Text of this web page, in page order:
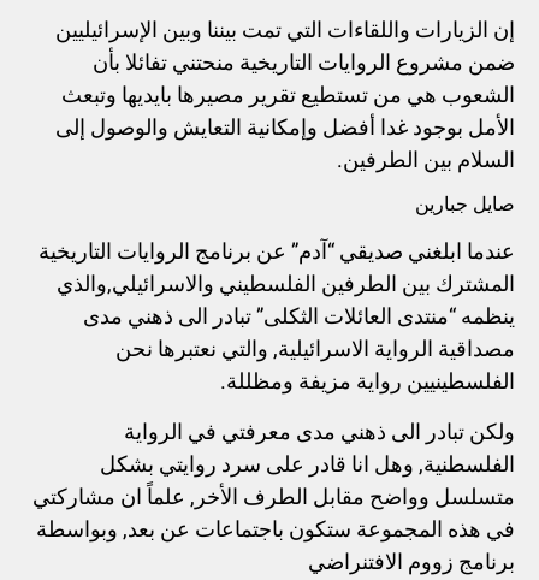
إن الزيارات واللقاءات التي تمت بيننا وبين الإسرائيليين
ضمن مشروع الروايات التاريخية منحتني تفائلا بأن
الشعوب هي من تستطيع تقرير مصيرها بايديها وتبعث
الأمل بوجود غدا أفضل وإمكانية التعايش والوصول إلى
السلام بين الطرفين.
صايل جبارين
عندما ابلغني صديقي “آدم” عن برنامج الروايات التاريخية
المشترك بين الطرفين الفلسطيني والاسرائيلي,والذي
ينظمه “منتدى العائلات الثكلى” تبادر الى ذهني مدى
مصداقية الرواية الاسرائيلية, والتي نعتبرها نحن
الفلسطينيين رواية مزيفة ومظللة.
ولكن تبادر الى ذهني مدى معرفتي في الرواية
الفلسطنية, وهل انا قادر على سرد روايتي بشكل
متسلسل وواضح مقابل الطرف الأخر, علماً ان مشاركتي
في هذه المجموعة ستكون باجتماعات عن بعد, وبواسطة
برنامج زووم الافتنراضي